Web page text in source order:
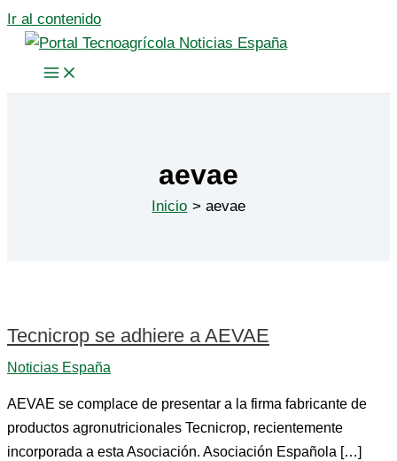
Ir al contenido
aevae
Inicio aevae
Tecnicrop se adhiere a AEVAE
Noticias España
AEVAE se complace de presentar a la firma fabricante de
productos agronutricionales Tecnicrop, recientemente
incorporada a esta Asociación. Asociación Española […]